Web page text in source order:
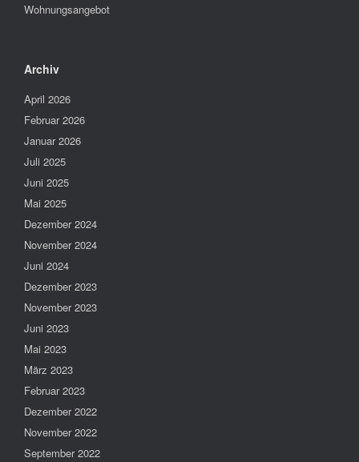
Wohnungsangebot
Archiv
April 2026
Februar 2026
Januar 2026
Juli 2025
Juni 2025
Mai 2025
Dezember 2024
November 2024
Juni 2024
Dezember 2023
November 2023
Juni 2023
Mai 2023
März 2023
Februar 2023
Dezember 2022
November 2022
September 2022